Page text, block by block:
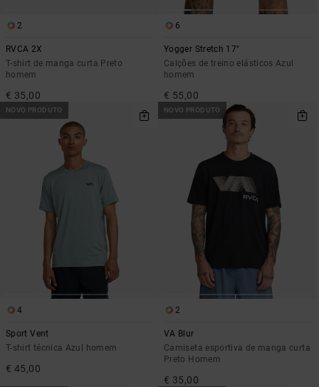
2
RVCA 2X
T-shirt de manga curta Preto
homem
€ 35,00
6
Yogger Stretch 17"
Calções de treino elásticos Azul
homem
€ 55,00
NOVO PRODUTO
4
Sport Vent
T-shirt técnica Azul homem
€ 45,00
NOVO PRODUTO
2
VA Blur
Camiseta esportiva de manga curta
Preto Homem
€ 35,00